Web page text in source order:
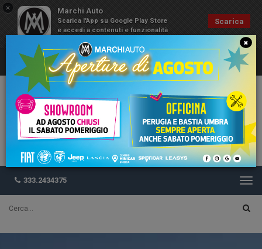
× Marchi Auto
Scarica l'App su Google Play Store
e accedi a contenuti e funzionalità
Scarica
333.2434375
×